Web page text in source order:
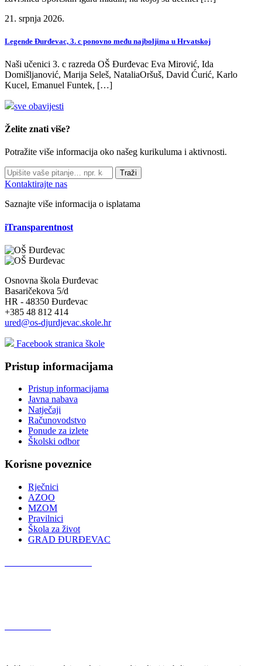
21. srpnja 2026.
Legende Đurđevac, 3. c ponovno među najboljima u Hrvatskoj
Naši učenici 3. c razreda OŠ Đurđevac Eva Mirović, Ida
Domišljanović, Marija Seleš, NataliaOršuš, David Ćurić, Karlo
Kucel, Emanuel Funtek, […]
sve obavijesti
Želite znati više?
Potražite više informacija oko našeg kurikuluma i aktivnosti.
Traži
Kontaktirajte nas
Saznajte više informacija o isplatama
iTransparentnost
Osnovna škola Đurđevac
Basaričekova 5/d
HR - 48350 Đurđevac
+385 48 812 414
ured@os-djurdjevac.skole.hr
Facebook stranica škole
Pristup informacijama
Pristup informacijama
Javna nabava
Natječaji
Računovodstvo
Ponude za izlete
Školski odbor
Korisne poveznice
Rječnici
AZOO
MZOM
Pravilnici
Škola za život
GRAD ĐURĐEVAC